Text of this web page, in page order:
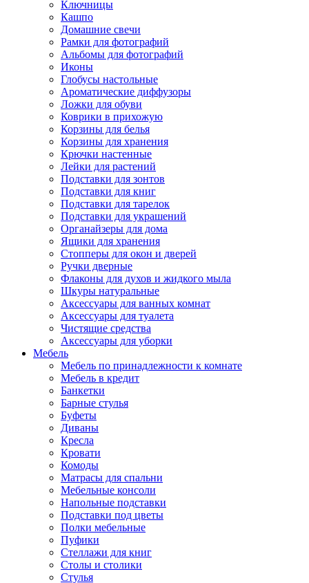
Ключницы
Кашпо
Домашние свечи
Рамки для фотографий
Альбомы для фотографий
Иконы
Глобусы настольные
Ароматические диффузоры
Ложки для обуви
Коврики в прихожую
Корзины для белья
Корзины для хранения
Крючки настенные
Лейки для растений
Подставки для зонтов
Подставки для книг
Подставки для тарелок
Подставки для украшений
Органайзеры для дома
Ящики для хранения
Стопперы для окон и дверей
Ручки дверные
Флаконы для духов и жидкого мыла
Шкуры натуральные
Аксессуары для ванных комнат
Аксессуары для туалета
Чистящие средства
Аксессуары для уборки
Мебель
Мебель по принадлежности к комнате
Мебель в кредит
Банкетки
Барные стулья
Буфеты
Диваны
Кресла
Кровати
Комоды
Матрасы для спальни
Мебельные консоли
Напольные подставки
Подставки под цветы
Полки мебельные
Пуфики
Стеллажи для книг
Столы и столики
Стулья